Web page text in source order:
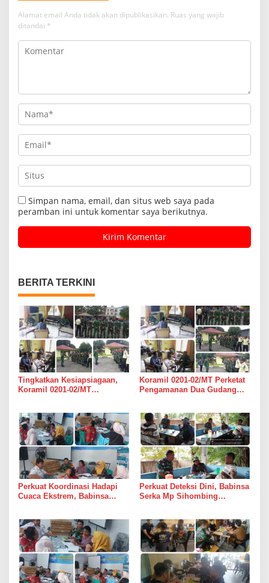
Alamat email Anda tidak akan dipublikasikan. Ruas yang wajib
ditandai *
Simpan nama, email, dan situs web saya pada
peramban ini untuk komentar saya berikutnya.
BERITA TERKINI
Tingkatkan Kesiapsiagaan,
Koramil 0201-02/MT
Koramil 0201-02/MT Perketat
Pengamanan Dua Gudang
Perkuat Koordinasi Hadapi
Cuaca Ekstrem, Babinsa
Langkah Mitigasi
Perkuat Deteksi Dini, Babinsa
Serka Mp Sihombing